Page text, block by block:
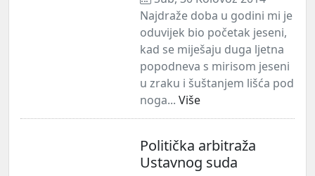
Najdraže doba u godini mi je
oduvijek bio početak jeseni,
kad se miješaju duga ljetna
popodneva s mirisom jeseni
u zraku i šuštanjem lišća pod
noga... Više
Politička arbitraža
Ustavnog suda